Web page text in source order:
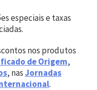
especiais e taxas
nos produtos
de Origem,
, nasJornadas
.